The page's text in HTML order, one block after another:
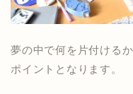
夢の中で何を片付ける
ポイントとなります。